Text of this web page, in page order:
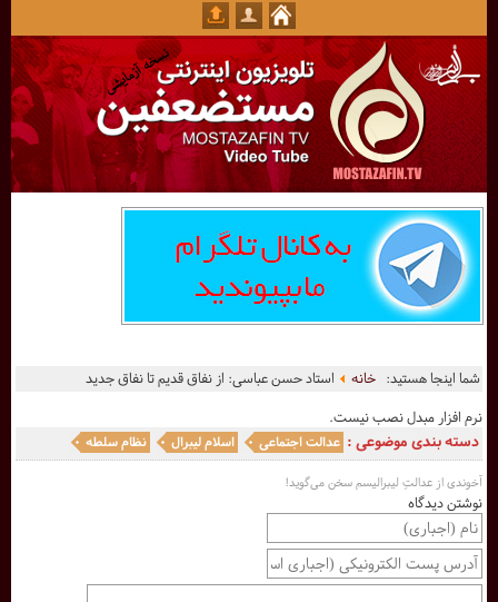
شما اینجا هستید:خانه
استاد حسن عباسی: از نفاق قدیم تا نفاق جدید
نرم افزار مبدل نصب نیست.
دسته بندی موضوعی : عدالت اجتماعی اسلام لیبرال نظام سلطه
آخوندی از عدالتِ لیبرالیسم سخن می‌گوید!
نوشتن دیدگاه